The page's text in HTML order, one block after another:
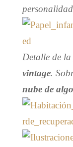
Detalle de la
vintage.
nube de